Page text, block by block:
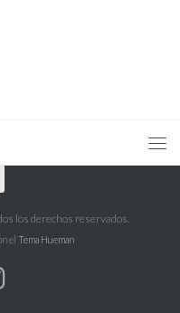
los derechos reservados.
el Tema Hueman